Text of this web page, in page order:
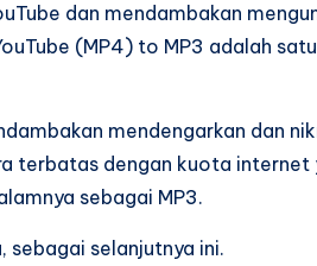
dan mendambakan
(MP4) to MP3 adalah
mendengarkan dan
terbatas dengan kuota internet
sebagai MP3.
sebagai selanjutnya ini.